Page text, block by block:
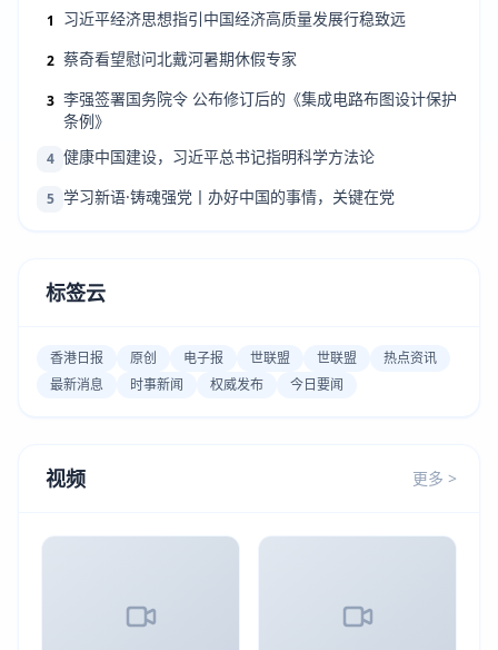
1 习近平经济思想指引中国经济高质量发展行稳致远
2 蔡奇看望慰问北戴河暑期休假专家
3 李强签署国务院令 公布修订后的《集成电路布图设计保护
条例》
4 健康中国建设，习近平总书记指明科学方法论
5 学习新语·铸魂强党丨办好中国的事情，关键在党
标签云
香港日报 原创 电子报 世联盟 世联盟
热点资讯
最新消息
时事新闻 权威发布 今日要闻
视频 更多 >